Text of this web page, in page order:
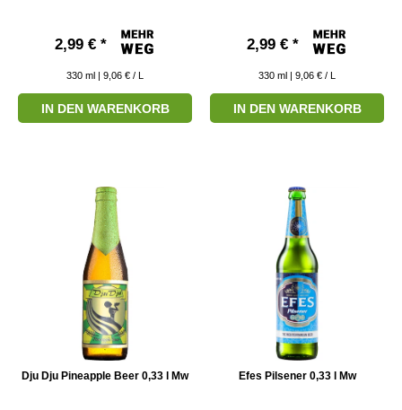
2,99 € *
330 ml | 9,06 € / L
IN DEN WARENKORB
2,99 € *
330 ml | 9,06 € / L
IN DEN WARENKORB
Dju Dju Pineapple Beer 0,33 l Mw Efes Pilsener 0,33 l Mw